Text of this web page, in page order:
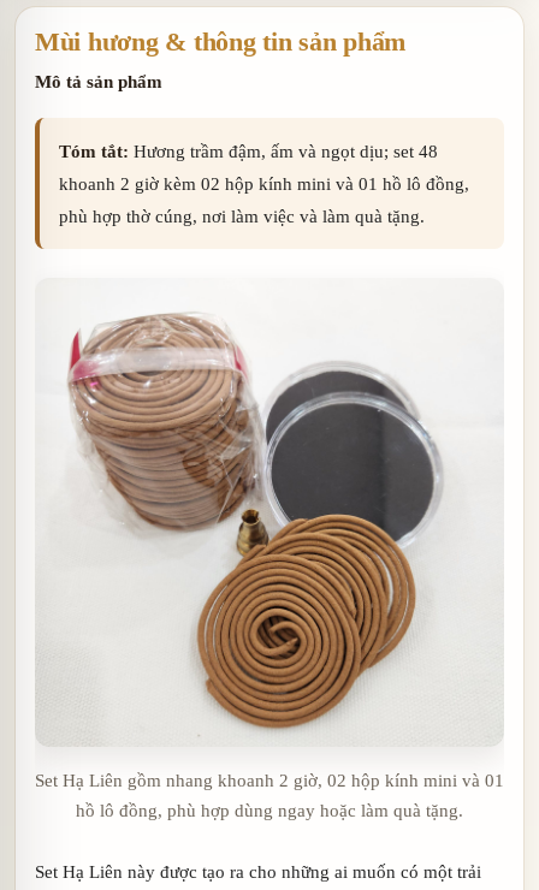
Mùi hương & thông tin sản phẩm
Mô tả sản phẩm
Tóm tắt: Hương trầm đậm, ấm và ngọt dịu; set 48
khoanh 2 giờ kèm 02 hộp kính mini và 01 hồ lô đồng,
phù hợp thờ cúng, nơi làm việc và làm quà tặng.
Set Hạ Liên gồm nhang khoanh 2 giờ, 02 hộp kính mini và 01
hồ lô đồng, phù hợp dùng ngay hoặc làm quà tặng.
Set Hạ Liên này được tạo ra cho những ai muốn có một trải